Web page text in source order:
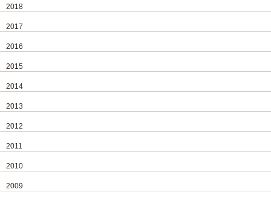
2018
2017
2016
2015
2014
2013
2012
2011
2010
2009